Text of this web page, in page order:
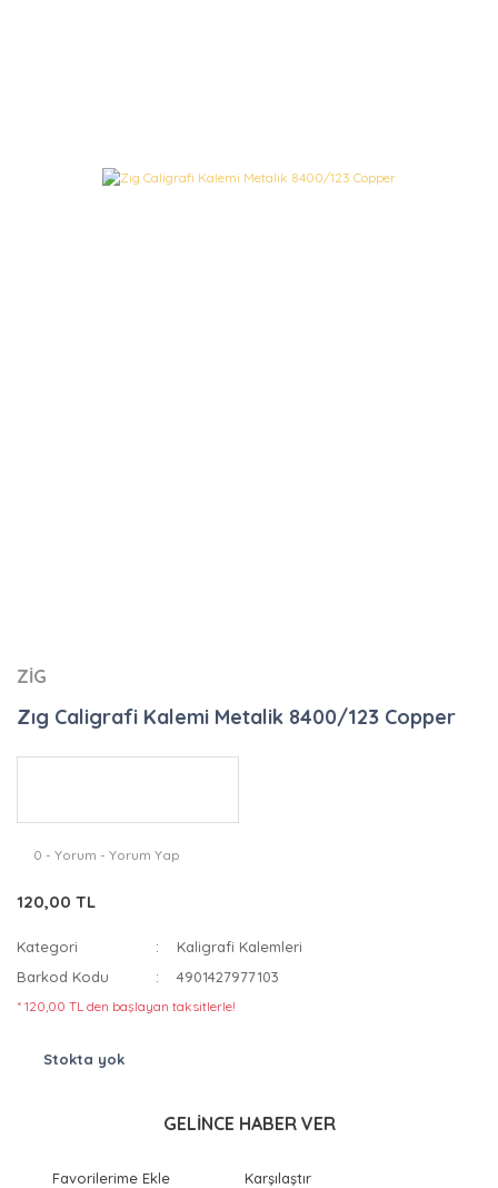
ZİG
Zıg Caligrafi Kalemi Metalik 8400/123 Copper
0 - Yorum - Yorum Yap
120,00 TL
Kategori
Kaligrafi Kalemleri
Barkod Kodu
4901427977103
* 120,00 TL den başlayan taksitlerle!
Stokta yok
GELİNCE HABER VER
Karşılaştır